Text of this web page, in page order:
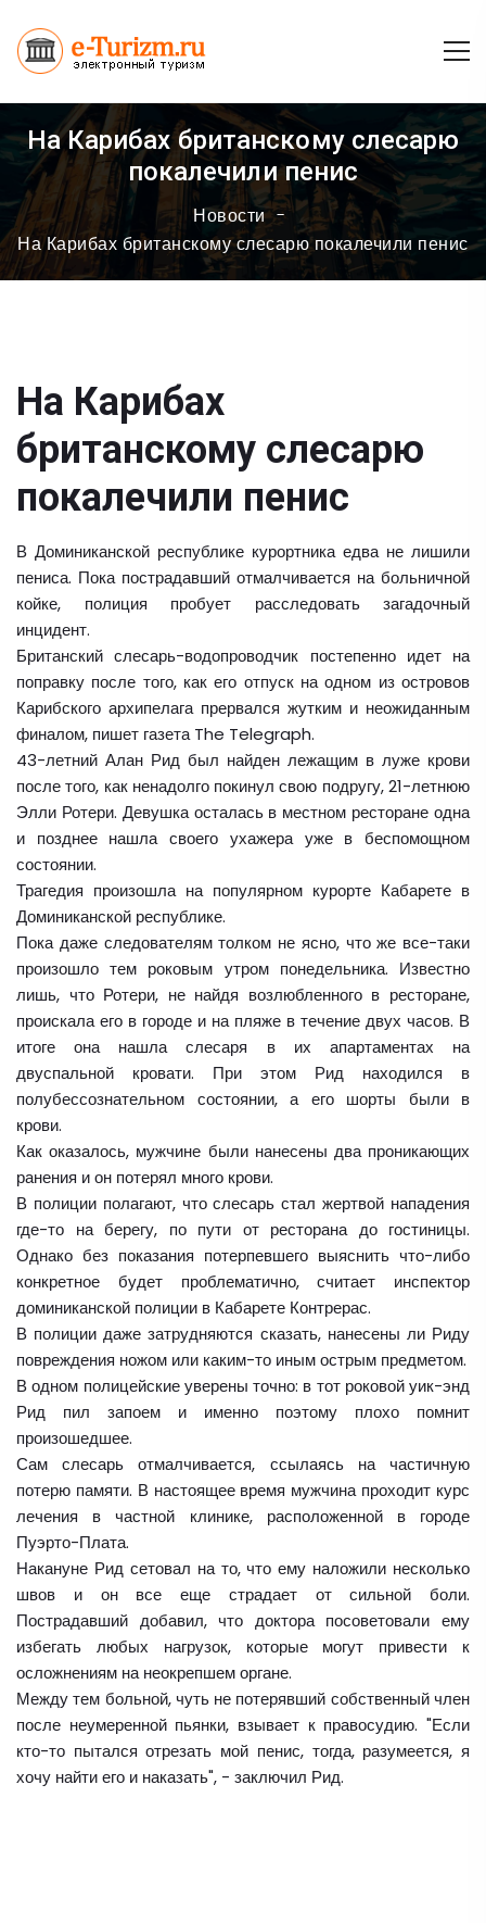
На Карибах британскому слесарю
покалечили пенис
Новости
На Карибах британскому слесарю покалечили пенис
На Карибах
британскому слесарю
покалечили пенис
В Доминиканской республике курортника едва не лишили
пениса. Пока пострадавший отмалчивается на больничной
койке, полиция пробует расследовать загадочный
инцидент.
Британский слесарь-водопроводчик постепенно идет на
поправку после того, как его отпуск на одном из островов
Карибского архипелага прервался жутким и неожиданным
финалом, пишет газета The Telegraph.
43-летний Алан Рид был найден лежащим в луже крови
после того, как ненадолго покинул свою подругу, 21-летнюю
Элли Ротери. Девушка осталась в местном ресторане одна
и позднее нашла своего ухажера уже в беспомощном
состоянии.
Трагедия произошла на популярном курорте Кабарете в
Доминиканской республике.
Пока даже следователям толком не ясно, что же все-таки
произошло тем роковым утром понедельника. Известно
лишь, что Ротери, не найдя возлюбленного в ресторане,
проискала его в городе и на пляже в течение двух часов. В
итоге она нашла слесаря в их апартаментах на
двуспальной кровати. При этом Рид находился в
полубессознательном состоянии, а его шорты были в
крови.
Как оказалось, мужчине были нанесены два проникающих
ранения и он потерял много крови.
В полиции полагают, что слесарь стал жертвой нападения
где-то на берегу, по пути от ресторана до гостиницы.
Однако без показания потерпевшего выяснить что-либо
конкретное будет проблематично, считает инспектор
доминиканской полиции в Кабарете Контрерас.
В полиции даже затрудняются сказать, нанесены ли Риду
повреждения ножом или каким-то иным острым предметом.
В одном полицейские уверены точно: в тот роковой уик-энд
Рид пил запоем и именно поэтому плохо помнит
произошедшее.
Сам слесарь отмалчивается, ссылаясь на частичную
потерю памяти. В настоящее время мужчина проходит курс
лечения в частной клинике, расположенной в городе
Пуэрто-Плата.
Накануне Рид сетовал на то, что ему наложили несколько
швов и он все еще страдает от сильной боли.
Пострадавший добавил, что доктора посоветовали ему
избегать любых нагрузок, которые могут привести к
осложнениям на неокрепшем органе.
Между тем больной, чуть не потерявший собственный член
после неумеренной пьянки, взывает к правосудию. "Если
кто-то пытался отрезать мой пенис, тогда, разумеется, я
хочу найти его и наказать", - заключил Рид.